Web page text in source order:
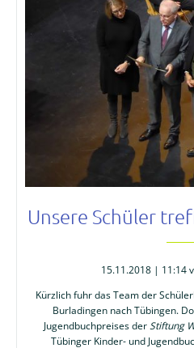
Unsere Schüler
15.11.2018 | 11:14
Kürzlich fuhr das Team der
Burladingen nach Tübingen.
Jugendbuchpreises derStiftung
Tübinger Kinder- und